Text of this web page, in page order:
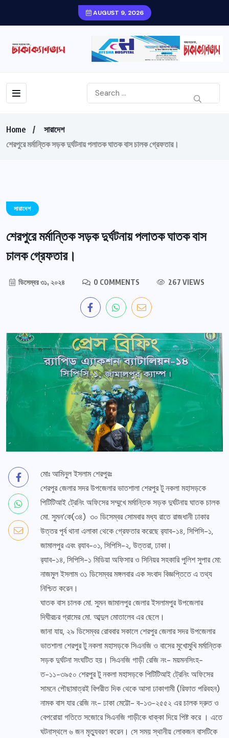
AUGUST 9, 2026
Home
সারাদেশ
শেরপুরে মর্মান্তিক সড়ক দুর্ঘটনায় পলাতক ঘাতক বাস চালক গ্রেফতার।
সারাদেশ
শেরপুরে মর্মান্তিক সড়ক দুর্ঘটনায় পলাতক ঘাতক বাস
চালক গ্রেফতার।
ডিসেম্বর ৩১, ২০২৪ 0 COMMENTS 267 VIEWS
মোঃ আমিনুল ইসলাম শেরপুরঃ
শেরপুর জেলার সদর উপজেলার ভাতশালা শেরপুর টু নকলা মহাসড়কে
পিটিটিআই ট্রেনিং অফিসের সম্মুখে মর্মান্তিক সড়ক দুর্ঘটনায় ঘাতক চালক
মো. সুমন’কে(৩৪) ৩০ ডিসেম্বর সোমবার মধ্য রাতে রাজধানী ঢাকার
উত্তর পূর্ব থানা এলাকা থেকে গ্রেফতার করেছে র‌্যাব-১৪, সিপিসি-১,
জামালপুর এবং র‌্যাব-০১, সিপিসি-২, উত্তরা, ঢাকা।
র‌্যাব-১৪, সিপিসি-১ মিডিয়া অফিসার ও সিনিয়র সহকারি পুলিশ সুপার মো:
নাজমুল ইসলাম ৩১ ডিসেম্বর মঙ্গলবার এক সংবাদ বিজ্ঞপ্তিতে এ তথ্য
নিশ্চিত করেন।
ঘাতক বাস চালক মো. সুমন জামালপুর জেলার ইসলামপুর উপজেলার
দিঘীরচর গ্রামের মো. আব্দুল মোতালেব এর ছেলে।
জানা যায়, ২৯ ডিসেম্বর রোববার সকালে শেরপুর জেলার সদর উপজেলার
ভাতশালা শেরপুর টু নকলা মহাসড়কে সিএনজি ও বাসের মুখোমুখি মর্মান্তিক
সড়ক দুর্ঘটনা সংঘটিত হয়। সিএনজি গাড়ী রেজি নং- ময়মনসিংহ-
ত-১১-৩৯৫০ শেরপুর টু নকলা মহাসড়কে পিটিটিআই ট্রেনিং অফিসের
সামনে পৌছামাত্রই বিপরীত দিক থেকে আসা ঢাকাগামী (রিফাত পরিবহন)
নামক বাস যার রেজি নং- ঢাকা মেট্টো- ব-১৩-২৫৫২ এর চালক দ্রুত ও
বেপরোয়া গতিতে সজোরে সিএনজি গাড়ীকে ধাক্কা দিয়ে পিষ্ট করে । এতে
ঘটনাস্থলে ৬ জন মৃত্যুবরণ করেন। সে সময় স্থানীয় লোকজন বাসটিকে